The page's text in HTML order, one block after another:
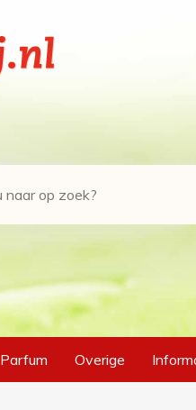
Parfum Overige